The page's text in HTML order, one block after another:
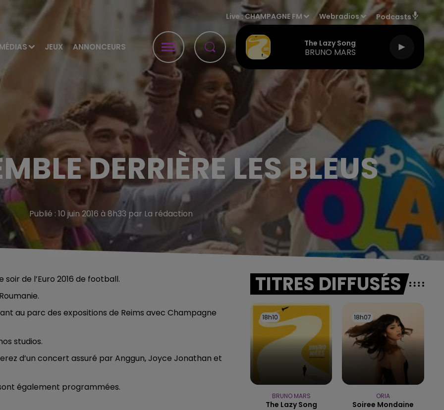
MÉDIAS JEUX ANNONCEURS
Live :CHAMPAGNE FM Webradios Podcasts
The Lazy Song
BRUNO MARS
DERRIÈRE LES BLEUS
Publié : 10 juin 2016 à 8h33 par La rédaction
soir de l’Euro 2016 de football.
au parc des expositions de Reims avec Champagne
studios.
d’un concert assuré par Anggun, Joyce Jonathan et
également programmées.
TITRES DIFFUSÉS
18h10
18h10
BRUNO MARS
The Lazy Song
18h07
18h07
ORIA
Soiree Mondaine